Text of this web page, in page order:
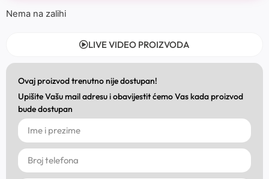
Nema na zalihi
LIVE VIDEO PROIZVODA
Ovaj proizvod trenutno nije dostupan!
Upišite Vašu mail adresu i obavijestit ćemo Vas kada proizvod
bude dostupan